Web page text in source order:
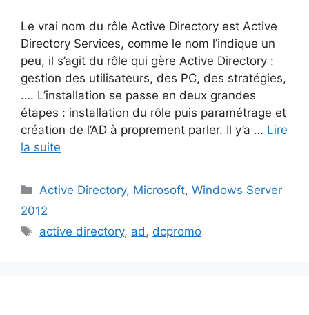
Le vrai nom du rôle Active Directory est Active
Directory Services, comme le nom l’indique un
peu, il s’agit du rôle qui gère Active Directory :
gestion des utilisateurs, des PC, des stratégies,
…. L’installation se passe en deux grandes
étapes : installation du rôle puis paramétrage et
création de l’AD à proprement parler. Il y’a … Lire
la suite
Catégories
Active Directory, Microsoft,Windows Server
2012
Étiquettes
active directory, ad, dcpromo